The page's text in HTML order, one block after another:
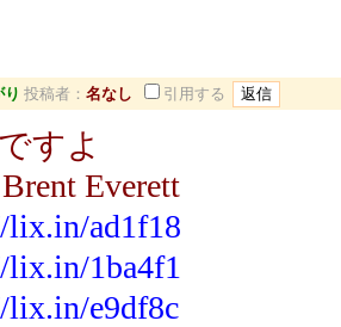
投稿者： 名なし 引用する
すよ
Everett
lix.in/ad1f18
1ba4f1
lix.in/e9df8c